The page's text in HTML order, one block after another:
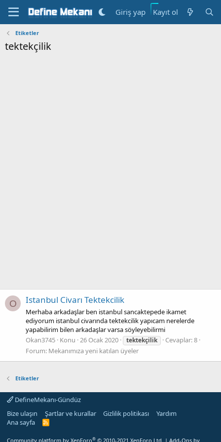
Giriş yap Kayıt ol
Etiketler
tektekçilik
O Istanbul Civarı Tektekcilik
Merhaba arkadaşlar ben istanbul sancaktepede ikamet
ediyorum istanbul civarında tektekcilik yapıcam nerelerde
yapabilirim bilen arkadaşlar varsa söyleyebilirmi
Okan3745 Konu 26 Ocak 2020 tektekçilik
Cevaplar: 8
Forum: Mekanımıza yeni katılan üyeler
Etiketler
DefineMekanı-Gündüz
Bize ulaşın
Şartlar ve kurallar Gizlilik politikası
Yardım
Ana sayfa
R
S
Community platform by XenForo® © 2010-2021 XenForo Ltd. | Add-Ons by